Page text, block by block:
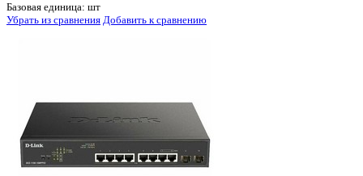
Базовая единица: шт
Убрать из сравнения Добавить к сравнению